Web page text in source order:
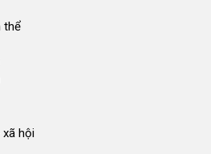
thể
hội